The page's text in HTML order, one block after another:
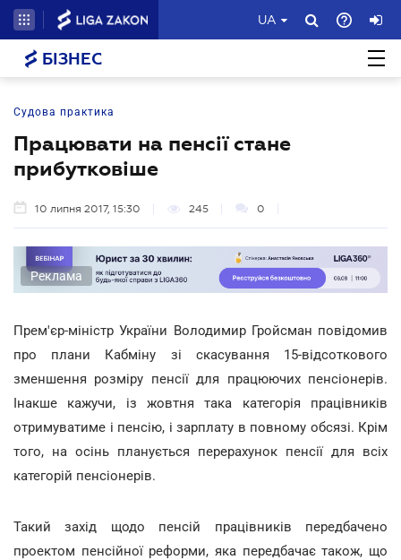
UA
БІЗНЕС
Судова практика
Працювати на пенсії стане
прибутковіше
10 липня 2017, 15:30 245 0
Реклама
Прем'єр-міністр України Володимир Гройсман повідомив
про плани Кабміну зі скасування 15-відсоткового
зменшення розміру пенсії для працюючих пенсіонерів.
Інакше кажучи, із жовтня така категорія працівників
отримуватиме і пенсію, і зарплату в повному обсязі. Крім
того, на осінь планується перерахунок пенсії для всіх
категорій пенсіонерів.
Такий захід щодо пенсій працівників передбачено
проектом пенсійної реформи, яка передбачає також, що